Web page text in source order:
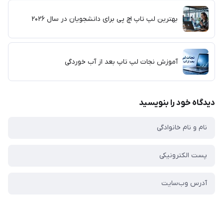
بهترین لپ تاپ اچ پی برای دانشجویان در سال ۲۰۲۶
آموزش نجات لپ تاپ بعد از آب خوردگی
دیدگاه خود را بنویسید